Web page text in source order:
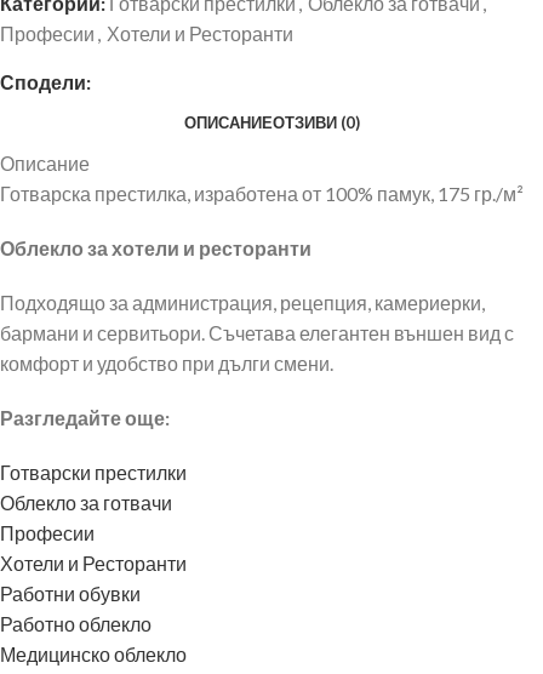
Професии , Хотели и Ресторанти
Сподели:
ОПИСАНИЕОТЗИВИ (0)
Описание
Готварска престилка, изработена от 100% памук, 175 гр./м²
Облекло за хотели и ресторанти
Подходящо за администрация, рецепция, камериерки,
бармани и сервитьори. Съчетава елегантен външен вид с
комфорт и удобство при дълги смени.
Разгледайте още:
Готварски престилки
Облекло за готвачи
Професии
Хотели и Ресторанти
Работни обувки
Работно облекло
Медицинско облекло